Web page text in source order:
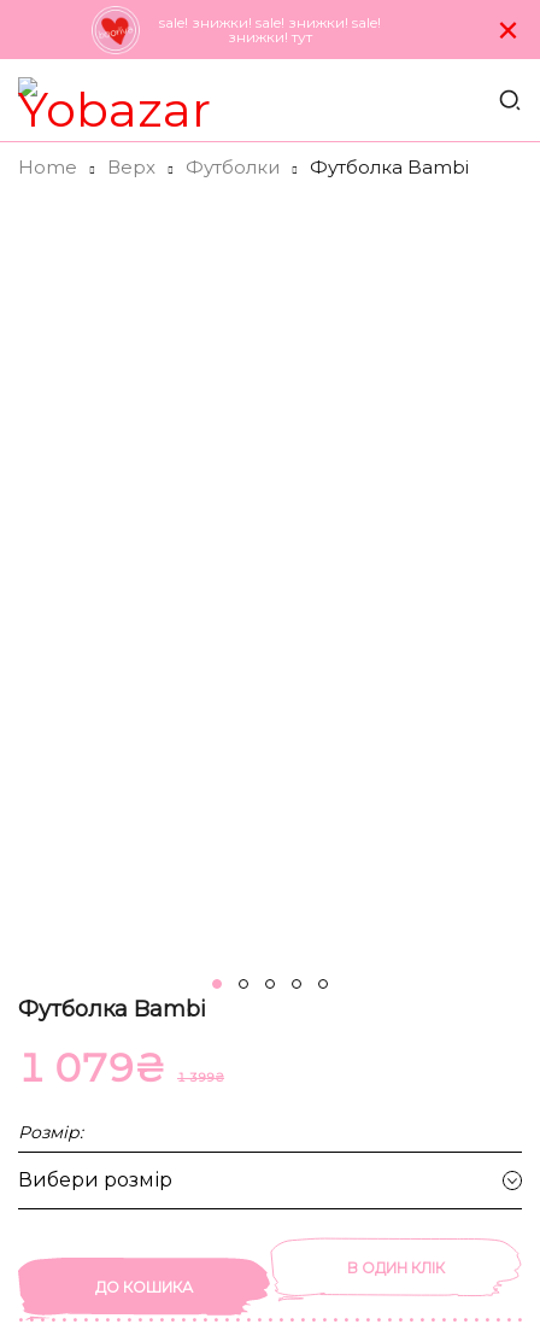
sale! знижки! sale! знижки! sale!
знижки! тут
×
Home Верх Футболки Футболка Bambi
Футболка Bambi
1 399₴
1 079₴
Розмір:
Вибери розмір
ДО КОШИКА
В ОДИН КЛIК